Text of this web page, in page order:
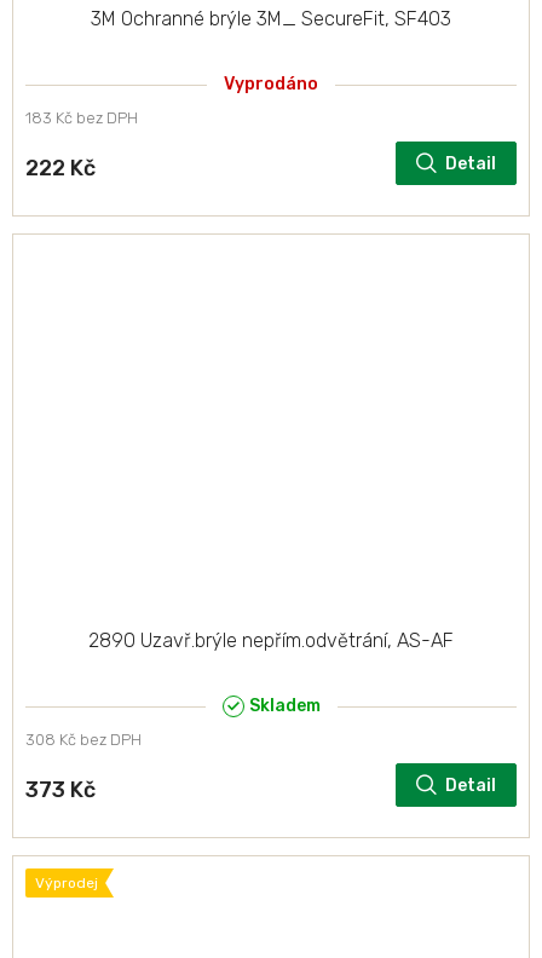
3M Ochranné brýle 3M_ SecureFit, SF403
Vyprodáno
183 Kč bez DPH
222 Kč Detail
2890 Uzavř.brýle nepřím.odvětrání, AS-AF
Skladem
308 Kč bez DPH
373 Kč Detail
Výprodej